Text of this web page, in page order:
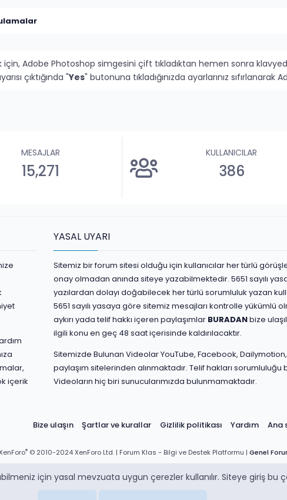
için, Adobe Photoshop simgesini çift tıkladıktan hemen sonra
çıktığında "Yes" butonuna tıkladığınızda ayarlarınız
MESAJLAR
15,271
KULLANICILAR
386
içerik
YASAL UYARI
Sitemiz bir forum sitesi olduğu için kullanıcılar her türlü
onay olmadan anında siteye yazabilmektedir. 5651 sayılı
yazılardan dolayı doğabilecek her türlü sorumluluk yazan
5651 sayılı yasaya göre sitemiz mesajları kontrolle yükümlü
aykırı yada telif hakkı içeren paylaşımlar BURADANbize
ilgili konu en geç 48 saat içerisinde kaldırılacaktır.
Sitemizde Bulunan Videolar YouTube, Facebook,
paylaşım sitelerinden alınmaktadır. Telif hakları sorumluluğu
Videoların hiç biri sunucularımızda bulunmamaktadır.
Bize ulaşın Şartlar ve kurallar Gizlilik politikası Yardım Ana
® © 2010-2024 XenForo Ltd. | Forum Klas - Bilgi ve Destek Platformu | Genel
için yasal mevzuata uygun çerezler kullanılır. Siteye giriş bu